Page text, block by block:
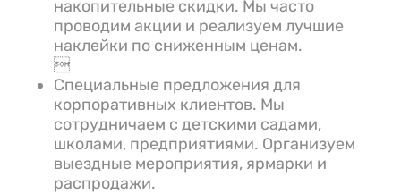
накопительные скидки. Мы часто
проводим акции и реализуем лучшие
наклейки по сниженным ценам.

Специальные предложения для
корпоративных клиентов. Мы
сотрудничаем с детскими садами,
школами, предприятиями. Организуем
выездные мероприятия, ярмарки и
распродажи.